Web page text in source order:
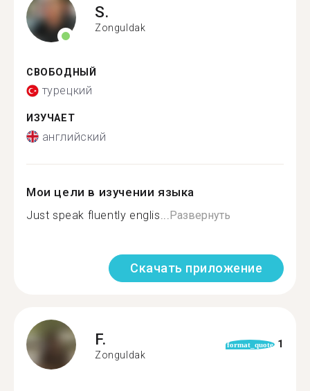
S.
Zonguldak
СВОБОДНЫЙ
турецкий
ИЗУЧАЕТ
английский
Мои цели в изучении языка
Just speak fluently englis... Развернуть
Скачать приложение
F.
Zonguldak
format_quote 1